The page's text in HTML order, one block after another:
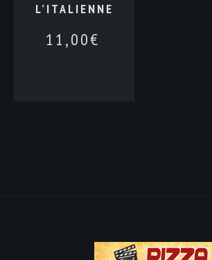
L’ITALIENNE
11,00€